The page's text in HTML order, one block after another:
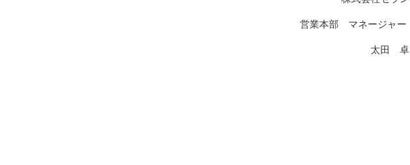
営業本部 マネージャー
太田 卓